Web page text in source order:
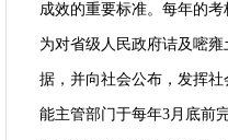
成效的重要标准。每年的
为对省级人民政府诘及嘧
据，并向社会公布，发挥
能主管部门于每年3月底前